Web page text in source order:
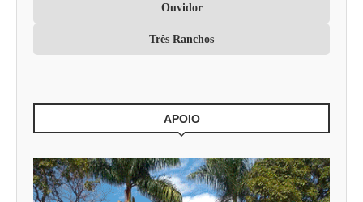
Ouvidor
Três Ranchos
APOIO